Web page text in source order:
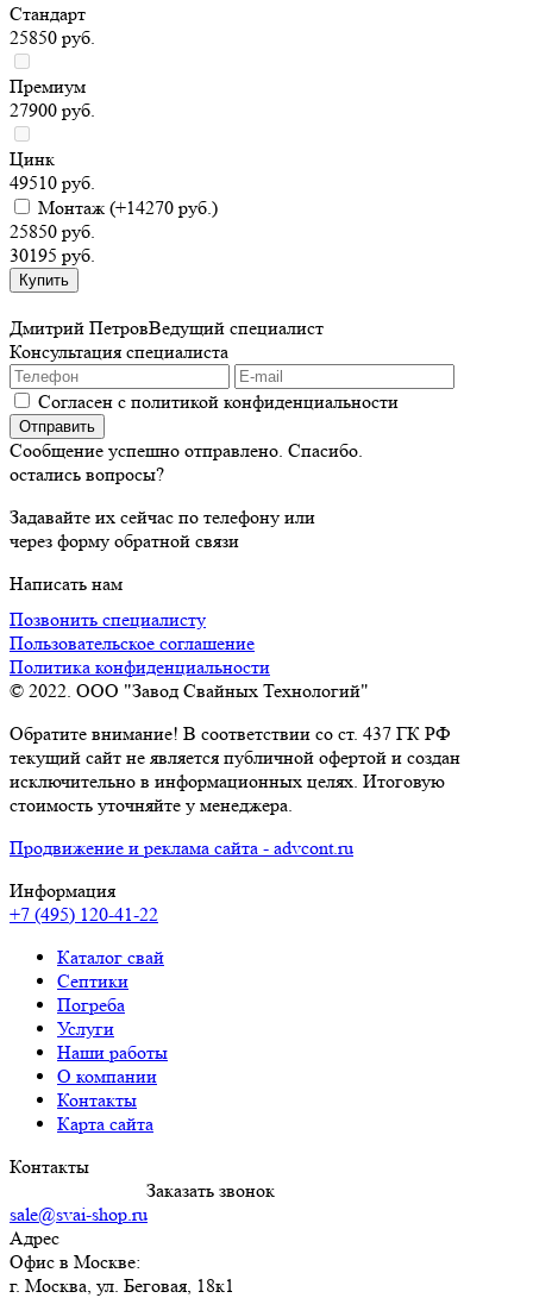
Стандарт
25850 руб.
Премиум
27900 руб.
Цинк
49510 руб.
Монтаж (+14270 руб.)
25850 руб.
30195 руб.
Дмитрий ПетровВедущий специалист
Консультация специалиста
Согласен с политикой конфиденциальности
Сообщение успешно отправлено. Спасибо.
остались вопросы?
Задавайте их сейчас по телефону или
через форму обратной связи
Написать нам
Позвонить специалисту
Пользовательское соглашение
Политика конфиденциальности
© 2022. ООО "Завод Свайных Технологий"
Обратите внимание! В соответствии со ст. 437 ГК РФ
текущий сайт не является публичной офертой и создан
исключительно в информационных целях. Итоговую
стоимость уточняйте у менеджера.
Продвижение и реклама сайта - advcont.ru
Информация
+7 (495) 120-41-22
Каталог свай
Септики
Погреба
Услуги
Наши работы
О компании
Контакты
Карта сайта
Контакты
Заказать звонок
sale@svai-shop.ru
Адрес
Офис в Москве:
г. Москва ул. Беговая, 18к1